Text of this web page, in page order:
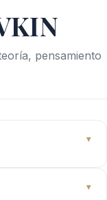
pensamiento